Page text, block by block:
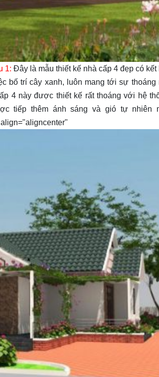
1: Đây là mẫu thiết kế nhà cấp 4 đẹp có
bố trí cây xanh, luôn mang tới sự thoáng
4 này được thiết kế rất thoáng với hệ
tiếp thêm ánh sáng và gió tự nhiên